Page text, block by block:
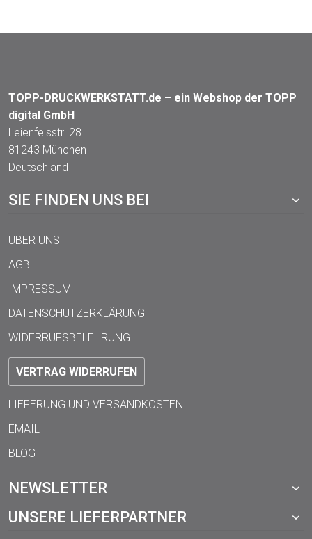
TOPP-DRUCKWERKSTATT.de – ein Webshop der TOPP
digital GmbH
Leienfelsstr. 28
81243 München
Deutschland
SIE FINDEN UNS BEI
ÜBER UNS
AGB
IMPRESSUM
DATENSCHUTZERKLÄRUNG
WIDERRUFSBELEHRUNG
VERTRAG WIDERRUFEN
LIEFERUNG UND VERSANDKOSTEN
EMAIL
BLOG
NEWSLETTER
UNSERE LIEFERPARTNER